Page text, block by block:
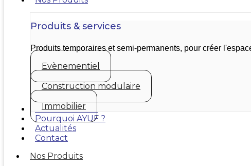
Produits & services
Produits temporaires et semi-permanents, pour créer
Evènementiel
Construction modulaire
Immobilier
Nos réalisations
Pourquoi AYUF ?
Actualités
Contact
Nos Produits